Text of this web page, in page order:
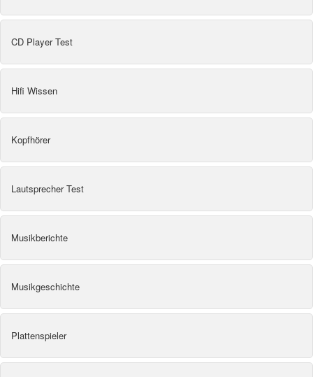
CD Player Test
Hifi Wissen
Kopfhörer
Lautsprecher Test
Musikberichte
Musikgeschichte
Plattenspieler